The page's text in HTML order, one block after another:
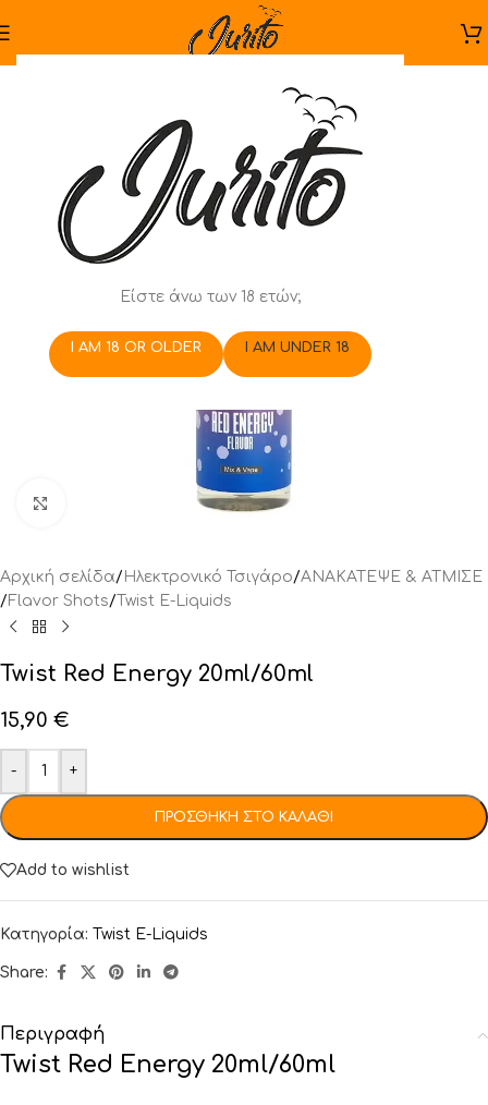
Είστε άνω των 18 ετών;
I AM 18 OR OLDER I AM UNDER 18
Αρχική σελίδα/ Ηλεκτρονικό Τσιγάρο/ΑΝΑΚΑΤΕΨΕ & ΑΤΜΙΣΕ
/Flavor Shots/ Twist E-Liquids
Twist Red Energy 20ml/60ml
15,90 €
- +
ΠΡΟΣΘΉΚΗ ΣΤΟ ΚΑΛΆΘΙ
Add to wishlist
Κατηγορία: Twist E-Liquids
Share:
Περιγραφή
Twist Red Energy 20ml/60ml